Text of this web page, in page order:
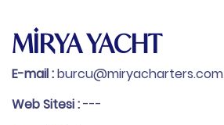
MİRYA YACHT
E-mail :burcu@miryacharters.com
Web Sitesi :---